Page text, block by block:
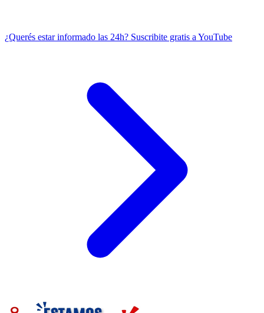
¿Querés estar informado las 24h? Suscribite gratis a YouTube